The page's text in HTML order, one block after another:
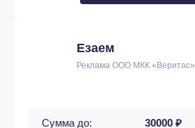
Езаем
Реклама ООО МКК «Веритас»
Сумма до: 30000 ₽